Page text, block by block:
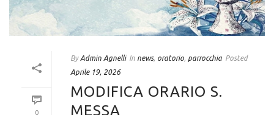
0
By Admin Agnelli In news, oratorio, parrocchia Posted
Aprile 19, 2026
MODIFICA ORARIO S.
MESSA